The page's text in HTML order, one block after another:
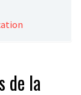
de la